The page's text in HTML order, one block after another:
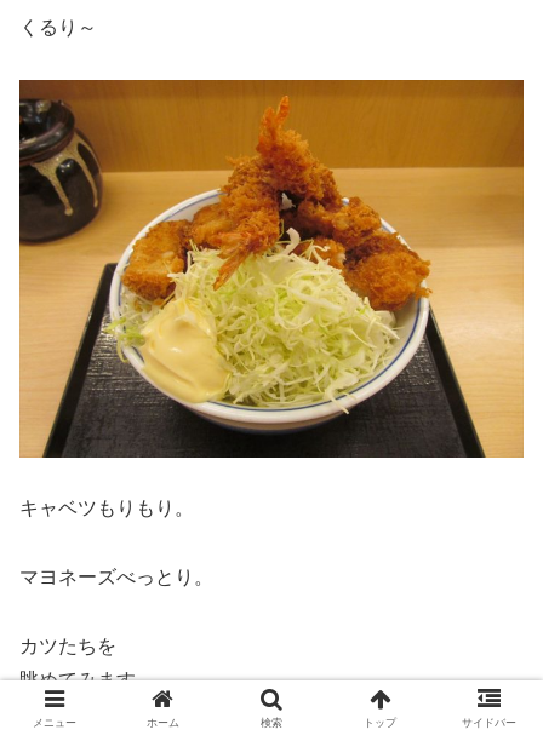
くるり～
キャベツもりもり。
マヨネーズべっとり。
カツたちを
眺めてみます。
メニュー ホーム 検索 トップ サイドバー